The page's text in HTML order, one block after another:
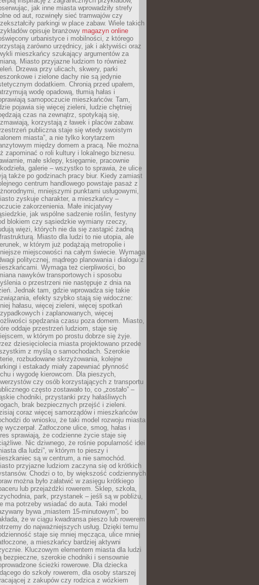
jak inne miasta wprowadziły strefy
od aut, rozwinęły sieć tramwajów czy
parkingi w place zabaw. Wiele takich
opisuje branżowy magazyn online
urbanistyce i mobilności, z którego
zarówno urzędnicy, jak i aktywiści oraz
mieszkańcy szukający argumentów za
Miasto przyjazne ludziom to również
Drzewa przy ulicach, skwery, parki
i zielone dachy nie są jedynie
dodatkiem. Chronią przed upałem,
wodę opadową, tłumią hałas i
samopoczucie mieszkańców. Tam,
pojawia się więcej zieleni, ludzie chętniej
czas na zewnątrz, spotykają się,
korzystają z ławek i placów zabaw.
publiczna staje się wtedy swoistym
miasta”, a nie tylko korytarzem
między domem a pracą. Nie można
zapominać o roli kultury i lokalnego biznesu.
małe sklepy, księgarnie, pracownie
galerie – wszystko to sprawia, że ulice
także po godzinach pracy biur. Kiedy zamiast
centrum handlowego powstaje pasaż z
mniejszymi punktami usługowymi,
zyskuje charakter, a mieszkańcy –
zakorzenienia. Małe inicjatywy
jak wspólne sadzenie roślin, festyny
blokiem czy sąsiedzkie wymiany rzeczy,
więzi, których nie da się zastąpić żadną
Miasto dla ludzi to nie utopia, ale
w którym już podążają metropolie i
miejscowości na całym świecie. Wymaga
politycznej, mądrego planowania i dialogu z
Wymaga też cierpliwości, bo
nawyków transportowych i sposobu
o przestrzeni nie następuje z dnia na
Jednak tam, gdzie wprowadza się takie
efekty szybko stają się widoczne:
hałasu, więcej zieleni, więcej spotkań
i zaplanowanych, więcej
spędzania czasu poza domem. Miasto,
oddaje przestrzeń ludziom, staje się
w którym po prostu dobrze się żyje.
dziesięciolecia miasta projektowano przede
z myślą o samochodach. Szerokie
rozbudowane skrzyżowania, kolejne
i estakady miały zapewniać płynność
i wygodę kierowcom. Dla pieszych,
czy osób korzystających z transportu
często zostawało to, co „zostało” –
chodniki, przystanki przy hałaśliwych
brak bezpiecznych przejść i zieleni.
coraz więcej samorządów i mieszkańców
do wniosku, że taki model rozwoju miasta
wyczerpał. Zatłoczone ulice, smog, hałas i
sprawiają, że codzienne życie staje się
Nic dziwnego, że rośnie popularność idei
dla ludzi”, w którym to pieszy i
są w centrum, a nie samochód.
przyjazne ludziom zaczyna się od krótkich
Chodzi o to, by większość codziennych
można było załatwić w zasięgu krótkiego
lub przejażdżki rowerem. Sklep, szkoła,
park, przystanek – jeśli są w pobliżu,
ma potrzeby wsiadać do auta. Taki model
bywa „miastem 15-minutowym”, bo
że w ciągu kwadransa pieszo lub rowerem
do najważniejszych usług. Dzięki temu
staje się mniej męcząca, ulice mniej
a mieszkańcy bardziej aktywni
Kluczowym elementem miasta dla ludzi
bezpieczne, szerokie chodniki i sensownie
ścieżki rowerowe. Dla dziecka
do szkoły rowerem, dla osoby starszej
z zakupów czy rodzica z wózkiem